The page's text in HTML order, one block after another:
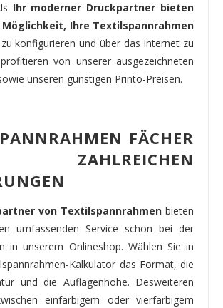
Ihr moderner Druckpartner bieten
Ihre Textilspannrahmen
konfigurieren und über das Internet zu
von unserer ausgezeichneten
unseren günstigen Printo-Preisen.
FÄCHER
von Textilspannrahmen bieten
umfassenden Service schon bei der
in unserem Onlineshop. Wählen Sie in
Kalkulator das Format, die
und die Auflagenhöhe. Desweiteren
einfarbigem oder vierfarbigem